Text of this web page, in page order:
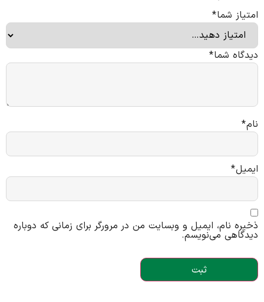
امتیاز شما*
دیدگاه شما*
نام*
ایمیل*
ذخیره نام، ایمیل و وبسایت من در مرورگر برای زمانی که دوباره
دیدگاهی می‌نویسم.